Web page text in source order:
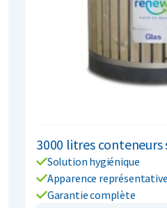
3000 litres
Solution hygiénique
Apparence représentative
Garantie complète